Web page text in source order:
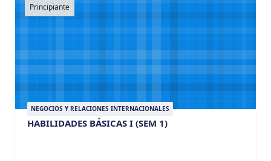
Principiante
NEGOCIOS Y RELACIONES INTERNACIONALES
HABILIDADES BÁSICAS I (SEM 1)